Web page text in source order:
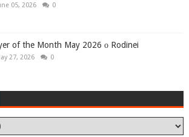
05, 2026 0
of the Month May 2026 ο Rodinei
27, 2026 0